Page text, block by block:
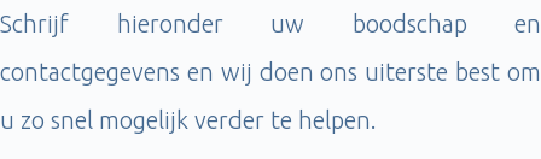
n
t
Schrijf hieronder uw boodschap en
contactgegevens en wij doen ons uiterste best om
u zo snel mogelijk verder te helpen.